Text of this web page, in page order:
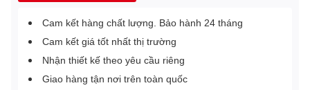
Cam kết hàng chất lượng. Bảo hành 24 tháng
Cam kết giá tốt nhất thị trường
Nhận thiết kế theo yêu cầu riêng
Giao hàng tận nơi trên toàn quốc